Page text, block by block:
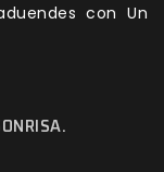
con Un